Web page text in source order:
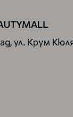
ул. Крум